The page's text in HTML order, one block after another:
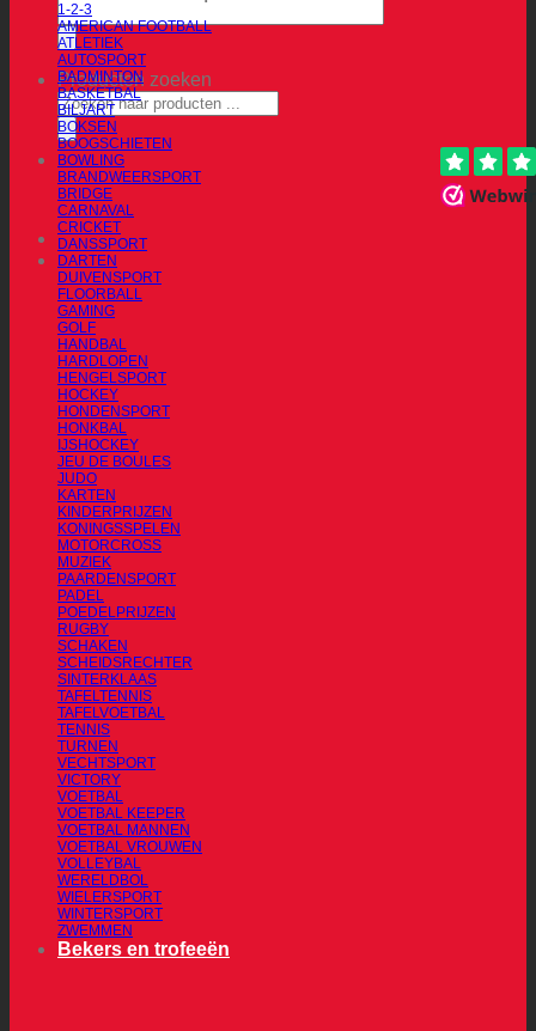
Producten zoeken
1-2-3
AMERICAN FOOTBALL
ATLETIEK
AUTOSPORT
BADMINTON
BASKETBAL
BILJART
BOKSEN
BOOGSCHIETEN
BOWLING
BRANDWEERSPORT
BRIDGE
CARNAVAL
CRICKET
DANSSPORT
DARTEN
DUIVENSPORT
FLOORBALL
GAMING
GOLF
HANDBAL
HARDLOPEN
HENGELSPORT
HOCKEY
HONDENSPORT
HONKBAL
IJSHOCKEY
JEU DE BOULES
JUDO
KARTEN
KINDERPRIJZEN
KONINGSSPELEN
MOTORCROSS
MUZIEK
PAARDENSPORT
PADEL
POEDELPRIJZEN
RUGBY
SCHAKEN
SCHEIDSRECHTER
SINTERKLAAS
TAFELTENNIS
TAFELVOETBAL
TENNIS
TURNEN
VECHTSPORT
VICTORY
VOETBAL
VOETBAL KEEPER
VOETBAL MANNEN
VOETBAL VROUWEN
VOLLEYBAL
WERELDBOL
WIELERSPORT
WINTERSPORT
ZWEMMEN
Bekers en trofeeën